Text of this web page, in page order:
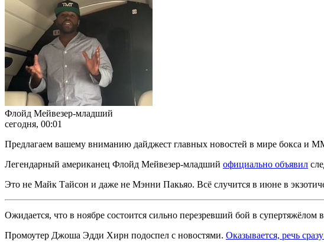
Флойд Мейвезер-младший
сегодня, 00:01
Предлагаем вашему вниманию дайджест главных новостей в мире бокса и
Легендарный американец Флойд Мейвезер-младший официально объявил
Это не Майк Тайсон и даже не Мэнни Пакьяо. Всё случится в июне в
Ожидается, что в ноябре состоится сильно перезревший бой в
Промоутер Джоша Эдди Хирн подоспел с новостями. Оказывается, речь